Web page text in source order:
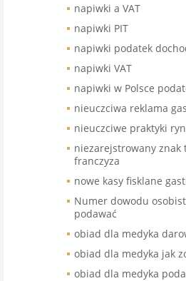
napiwki a VAT
napiwki PIT
napiwki podatek
napiwki VAT
napiwki w Polsce
nieuczciwa reklama
nieuczciwe praktyki
niezarejstrowany znak
franczyza
nowe kasy fisklane
Numer dowodu
podawać
obiad dla medyka
obiad dla medyka jak
obiad dla medyka